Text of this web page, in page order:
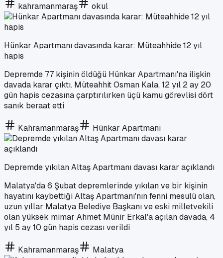
kahramanmaraş okul
Hünkar Apartmanı davasında karar: Müteahhide 12 yıl
hapis
Depremde 77 kişinin öldüğü Hünkar Apartmanı'na ilişkin
davada karar çıktı. Müteahhit Osman Kala, 12 yıl 2 ay 20
gün hapis cezasına çarptırılırken üçü kamu görevlisi dört
sanık beraat etti
Kahramanmaraş Hünkar Apartmanı
Depremde yıkılan Altaş Apartmanı davası karar açıklandı
Malatya'da 6 Şubat depremlerinde yıkılan ve bir kişinin
hayatını kaybettiği Altaş Apartmanı'nın fenni mesulü olan,
uzun yıllar Malatya Belediye Başkanı ve eski milletvekili
olan yüksek mimar Ahmet Münir Erkal'a açılan davada, 4
yıl 5 ay 10 gün hapis cezası verildi
Kahramanmaraş Malatya